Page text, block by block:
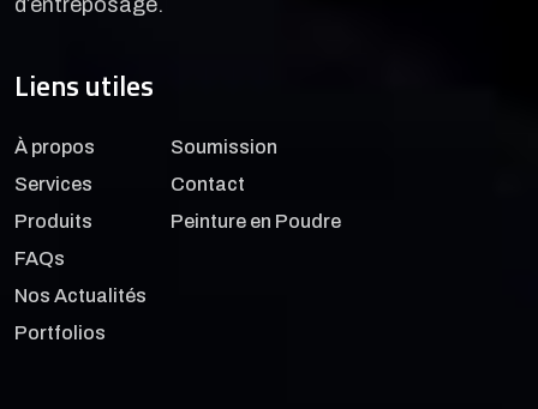
Liens utiles
À propos
Services
Produits
FAQs
Nos Actualités
Portfolios
Soumission
Contact
Peinture en Poudre